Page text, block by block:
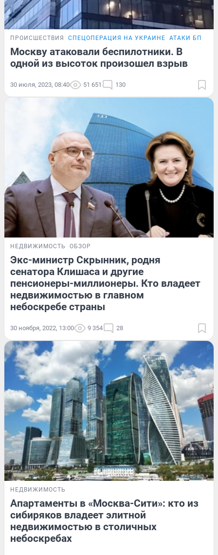
ПРОИСШЕСТВИЯ СПЕЦОПЕРАЦИЯ НА УКРАИНЕ АТАКИ БПЛА
Москву атаковали беспилотники. В
одной из высоток произошел взрыв
30 июля, 2023, 08:40 51 651 130
НЕДВИЖИМОСТЬ ОБЗОР
Экс-министр Скрынник, родня
сенатора Клишаса и другие
пенсионеры-миллионеры. Кто владеет
недвижимостью в главном
небоскребе страны
30 ноября, 2022, 13:00 9 354 28
НЕДВИЖИМОСТЬ
Апартаменты в «Москва-Сити»: кто из
сибиряков владеет элитной
недвижимостью в столичных
небоскребах